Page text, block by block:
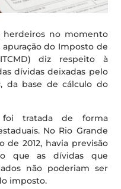
no momento
do Imposto de
diz respeito à
dívidas deixadas pelo
, da base de cálculo do
foi tratada de forma
No Rio Grande
de 2012, havia previsão
que as dívidas que
não poderiam ser
imposto.